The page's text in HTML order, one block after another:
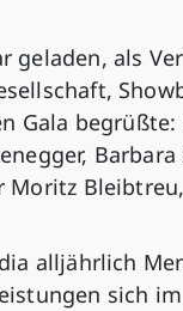
geladen, als
Gala begrüßte:
Moritz
alljährlich
sich